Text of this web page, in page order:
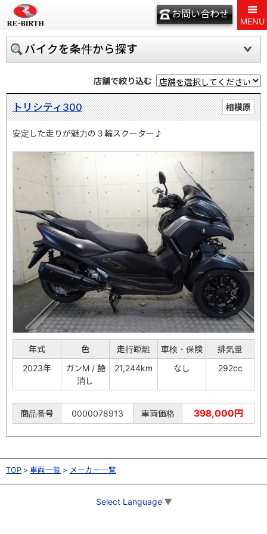
お問い合わせ
MENU
バイクを条件から探す
店舗で絞り込む
相模原
トリシティ300
安定した走りが魅力の３輪スクーター♪
年式 色 走行距離 車検・保険
排気量
2023年
ガンM / 艶
消し
21,244km なし 292cc
商品番号 0000078913 車両価格 398,000円
TOP 車両一覧 メーカー一覧
Select Language ▼